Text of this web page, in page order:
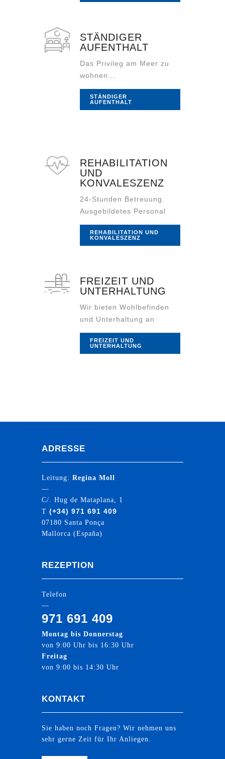
STÄNDIGER
AUFENTHALT
Das Privileg am Meer zu
wohnen...
STÄNDIGER
AUFENTHALT
REHABILITATION
UND
KONVALESZENZ
24-Stunden Betreuung.
Ausgebildetes Personal
REHABILITATION UND
KONVALESZENZ
FREIZEIT UND
UNTERHALTUNG
Wir bieten Wohlbefinden
und Unterhaltung an
FREIZEIT UND
UNTERHALTUNG
ADRESSE
Leitung: Regina Moll
—
C/. Hug de Mataplana, 1
T (+34) 971 691 409
07180 Santa Ponça
Mallorca (España)
REZEPTION
Telefon
—
971 691 409
Montag bis Donnerstag
von 9:00 Uhr bis 16:30 Uhr
Freitag
von 9:00 bis 14:30 Uhr
KONTAKT
Sie haben noch Fragen? Wir nehmen uns
sehr gerne Zeit für Ihr Anliegen.